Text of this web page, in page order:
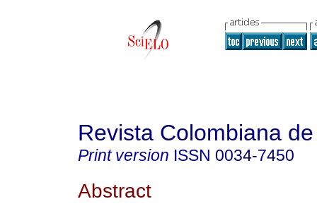
Revista Colombiana
Print version ISSN 0034-7450
Abstract